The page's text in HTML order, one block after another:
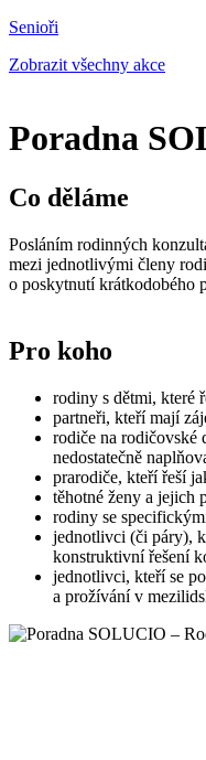
Senioři
Zobrazit všechny akce
Poradna
Co děláme
Posláním rodinných
mezi jednotlivými členy
o poskytnutí krátkodobého
Pro koho
rodiny s dětmi, které
partneři, kteří mají
rodiče na rodičovské
nedostatečně
prarodiče, kteří řeší
těhotné ženy a jejich
rodiny se
jednotlivci (či páry),
konstruktivní řešení
jednotlivci, kteří se
a prožívání v